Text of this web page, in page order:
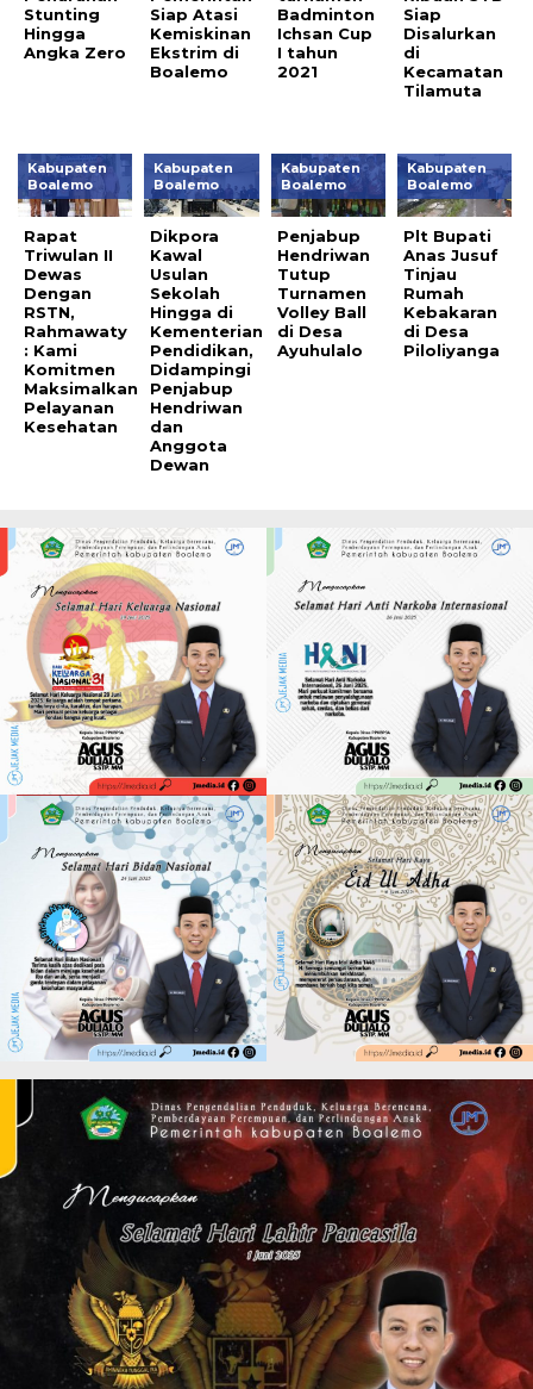
Stunting
Hingga
Angka Zero
Siap Atasi
Kemiskinan
Ekstrim di
Boalemo
Badminton
Ichsan Cup
I tahun
2021
Siap
Disalurkan
di
Kecamatan
Tilamuta
Kabupaten
Boalemo
Rapat
Triwulan II
Dewas
Dengan
RSTN,
Rahmawaty
: Kami
Komitmen
Maksimalkan
Pelayanan
Kesehatan
Kabupaten
Boalemo
Dikpora
Kawal
Usulan
Sekolah
Hingga di
Kementerian
Pendidikan,
Didampingi
Penjabup
Hendriwan
dan
Anggota
Dewan
Kabupaten
Boalemo
Penjabup
Hendriwan
Tutup
Turnamen
Volley Ball
di Desa
Ayuhulalo
Kabupaten
Boalemo
Plt Bupati
Anas Jusuf
Tinjau
Rumah
Kebakaran
di Desa
Piloliyanga